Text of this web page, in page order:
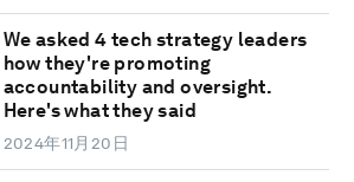
We asked 4 tech strategy leaders
how they're promoting
accountability and oversight.
Here's what they said
2024年11月20日